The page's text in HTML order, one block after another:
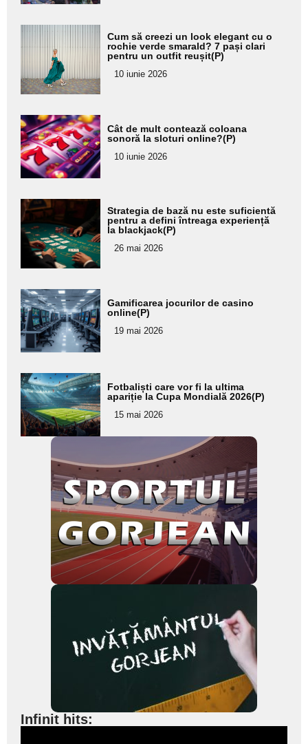
Adaugă
aici textul
pentru
subtitlu
Cum să creezi un look elegant cu o
rochie verde smarald? 7 pași clari
pentru un outfit reușit(P)
10 iunie 2026
Adaugă
aici textul
pentru
subtitlu
Cât de mult contează coloana
sonoră la sloturi online?(P)
10 iunie 2026
Adaugă
aici textul
pentru
subtitlu
Strategia de bază nu este suficientă
pentru a defini întreaga experiență
la blackjack(P)
26 mai 2026
Adaugă
aici textul
pentru
subtitlu
Gamificarea jocurilor de casino
online(P)
19 mai 2026
Adaugă
aici textul
pentru
subtitlu
Fotbaliști care vor fi la ultima
apariție la Cupa Mondială 2026(P)
15 mai 2026
Infinit hits: